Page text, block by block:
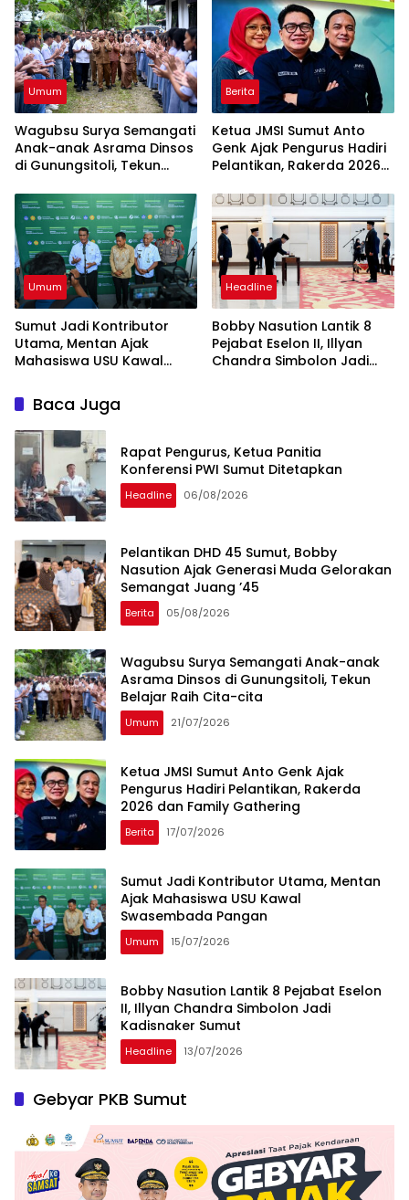
Umum
Wagubsu Surya Semangati
Anak-anak Asrama Dinsos
di Gunungsitoli, Tekun
Berita
Ketua JMSI Sumut Anto
Genk Ajak Pengurus Hadiri
Pelantikan, Rakerda 2026
Umum
Sumut Jadi Kontributor
Utama, Mentan Ajak
Mahasiswa USU Kawal
Headline
Bobby Nasution Lantik 8
Pejabat Eselon II, Illyan
Chandra Simbolon Jadi
Baca Juga
Rapat Pengurus, Ketua Panitia
Konferensi PWI Sumut Ditetapkan
Headline 06/08/2026
Pelantikan DHD 45 Sumut, Bobby
Nasution Ajak Generasi Muda Gelorakan
Semangat Juang ’45
Berita 05/08/2026
Wagubsu Surya Semangati Anak-anak
Asrama Dinsos di Gunungsitoli, Tekun
Belajar Raih Cita-cita
Umum 21/07/2026
Ketua JMSI Sumut Anto Genk Ajak
Pengurus Hadiri Pelantikan, Rakerda
2026 dan Family Gathering
Berita 17/07/2026
Sumut Jadi Kontributor Utama, Mentan
Ajak Mahasiswa USU Kawal
Swasembada Pangan
Umum 15/07/2026
Bobby Nasution Lantik 8 Pejabat Eselon
II, Illyan Chandra Simbolon Jadi
Kadisnaker Sumut
Headline 13/07/2026
Gebyar PKB Sumut